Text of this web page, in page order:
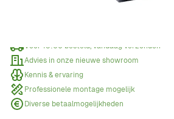
Voor 15:00 besteld, vandaag verzonden
Advies in onze nieuwe showroom
Kennis & ervaring
Professionele montage mogelijk
Diverse betaalmogelijkheden